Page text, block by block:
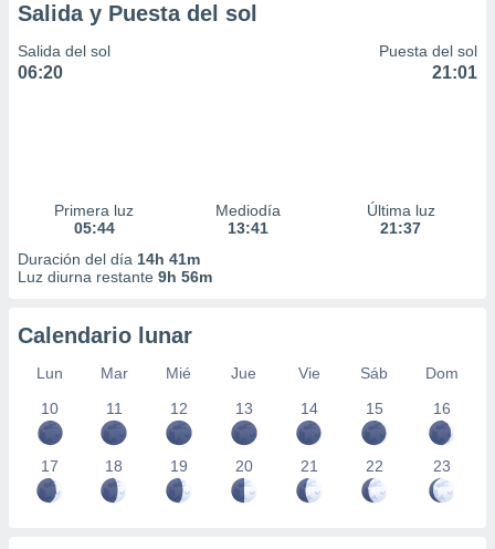
Salida y Puesta del sol
Salida del sol
06:20
Puesta del sol
21:01
Primera luz
05:44
Mediodía
13:41
Última luz
21:37
Duración del día 14h 41m
Luz diurna restante 9h 56m
Calendario lunar
Lun Mar Mié Jue Vie Sáb
Dom
10
11 12 13 14 15 16
17 18 19 20 21 22 23